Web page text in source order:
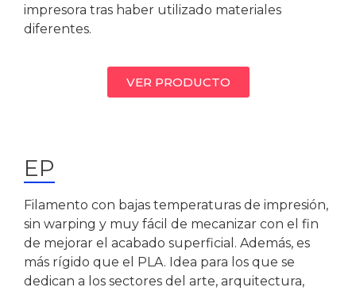
impresora tras haber utilizado materiales
diferentes.
VER PRODUCTO
EP
Filamento con bajas temperaturas de impresión,
sin warping y muy fácil de mecanizar con el fin
de mejorar el acabado superficial. Además, es
más rígido que el PLA. Idea para los que se
dedican a los sectores del arte, arquitectura,